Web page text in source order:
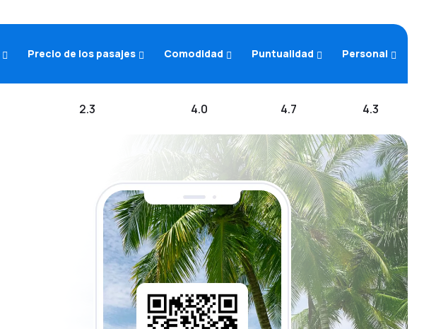
Precio de los pasajes Comodidad Puntualidad Personal
2.3 4.0 4.7 4.3